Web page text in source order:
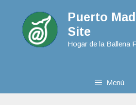
Puerto
Site
Hogar de la Ballena
Menú